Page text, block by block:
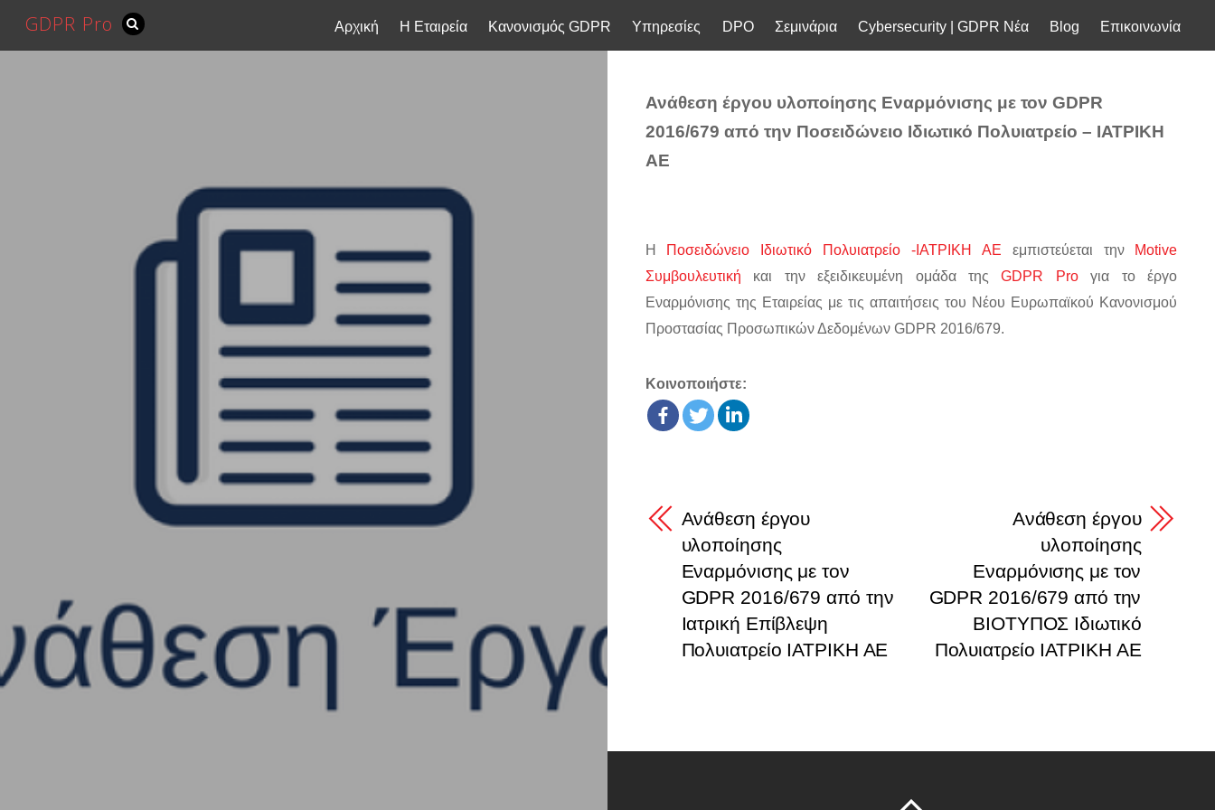
GDPR Pro Αρχική Η Εταιρεία Κανονισμός GDPR Υπηρεσίες DPO Σεμινάρια Cybersecurity | GDPR Νέα Blog Επικοινωνία
Ανάθεση έργου υλοποίησης Εναρμόνισης με τον GDPR
2016/679 από την Ποσειδώνειο Ιδιωτικό Πολυιατρείο – ΙΑΤΡΙΚΗ
ΑΕ
Η Ποσειδώνειο Ιδιωτικό Πολυιατρείο -ΙΑΤΡΙΚΗ ΑΕ εμπιστεύεται την Motive
Συμβουλευτική και την εξειδικευμένη ομάδα τηςGDPR Proγια το έργο
Εναρμόνισης της Εταιρείας με τις απαιτήσεις του Νέου Ευρωπαϊκού Κανονισμού
Προστασίας Προσωπικών Δεδομένων GDPR 2016/679.
Κοινοποιήστε:
Ανάθεση έργου
υλοποίησης
Εναρμόνισης με τον
GDPR 2016/679 από την
Ιατρική Επίβλεψη
Πολυιατρείο ΙΑΤΡΙΚΗ ΑΕ
Ανάθεση έργου
υλοποίησης
Εναρμόνισης με τον
GDPR 2016/679 από την
ΒΙΟΤΥΠΟΣ Ιδιωτικό
Πολυιατρείο ΙΑΤΡΙΚΗ ΑΕ